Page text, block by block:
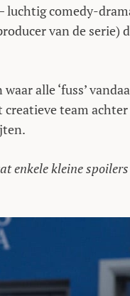
luchtig comedy-
van de serie)
alle ‘fuss’
creatieve team
enkele kleine